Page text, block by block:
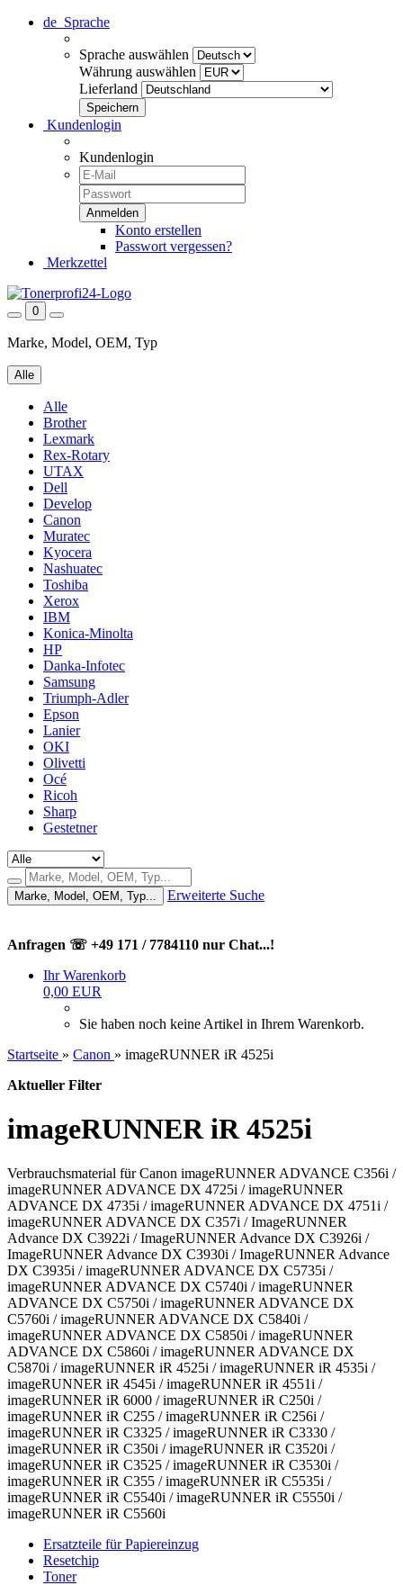
de Sprache
Sprache auswählen
Währung auswählen
Lieferland
Kundenlogin
Kundenlogin
Konto erstellen
Passwort vergessen?
Merkzettel
0
Marke, Model, OEM, Typ
Alle
Alle
Brother
Lexmark
Rex-Rotary
UTAX
Dell
Develop
Canon
Muratec
Kyocera
Nashuatec
Toshiba
Xerox
IBM
Konica-Minolta
HP
Danka-Infotec
Samsung
Triumph-Adler
Epson
Lanier
OKI
Olivetti
Océ
Ricoh
Sharp
Gestetner
Marke, Model, OEM, Typ... Erweiterte Suche
Anfragen ☏ +49 171 / 7784110 nur Chat...!
Ihr Warenkorb
0,00 EUR
Sie haben noch keine Artikel in Ihrem Warenkorb.
Startseite » Canon » imageRUNNER iR 4525i
Aktueller Filter
imageRUNNER iR 4525i
Verbrauchsmaterial für Canon imageRUNNER ADVANCE C356i /
imageRUNNER ADVANCE DX 4725i / imageRUNNER
ADVANCE DX 4735i / imageRUNNER ADVANCE DX 4751i /
imageRUNNER ADVANCE DX C357i / ImageRUNNER
Advance DX C3922i / ImageRUNNER Advance DX C3926i /
ImageRUNNER Advance DX C3930i / ImageRUNNER Advance
DX C3935i / imageRUNNER ADVANCE DX C5735i /
imageRUNNER ADVANCE DX C5740i / imageRUNNER
ADVANCE DX C5750i / imageRUNNER ADVANCE DX
C5760i / imageRUNNER ADVANCE DX C5840i /
imageRUNNER ADVANCE DX C5850i / imageRUNNER
ADVANCE DX C5860i / imageRUNNER ADVANCE DX
C5870i / imageRUNNER iR 4525i / imageRUNNER iR 4535i /
imageRUNNER iR 4545i / imageRUNNER iR 4551i /
imageRUNNER iR 6000 / imageRUNNER iR C250i /
imageRUNNER iR C255 / imageRUNNER iR C256i /
imageRUNNER iR C3325 / imageRUNNER iR C3330 /
imageRUNNER iR C350i / imageRUNNER iR C3520i /
imageRUNNER iR C3525 / imageRUNNER iR C3530i /
imageRUNNER iR C355 / imageRUNNER iR C5535i /
imageRUNNER iR C5540i / imageRUNNER iR C5550i /
imageRUNNER iR C5560i
Ersatzteile für Papiereinzug
Resetchip
Toner